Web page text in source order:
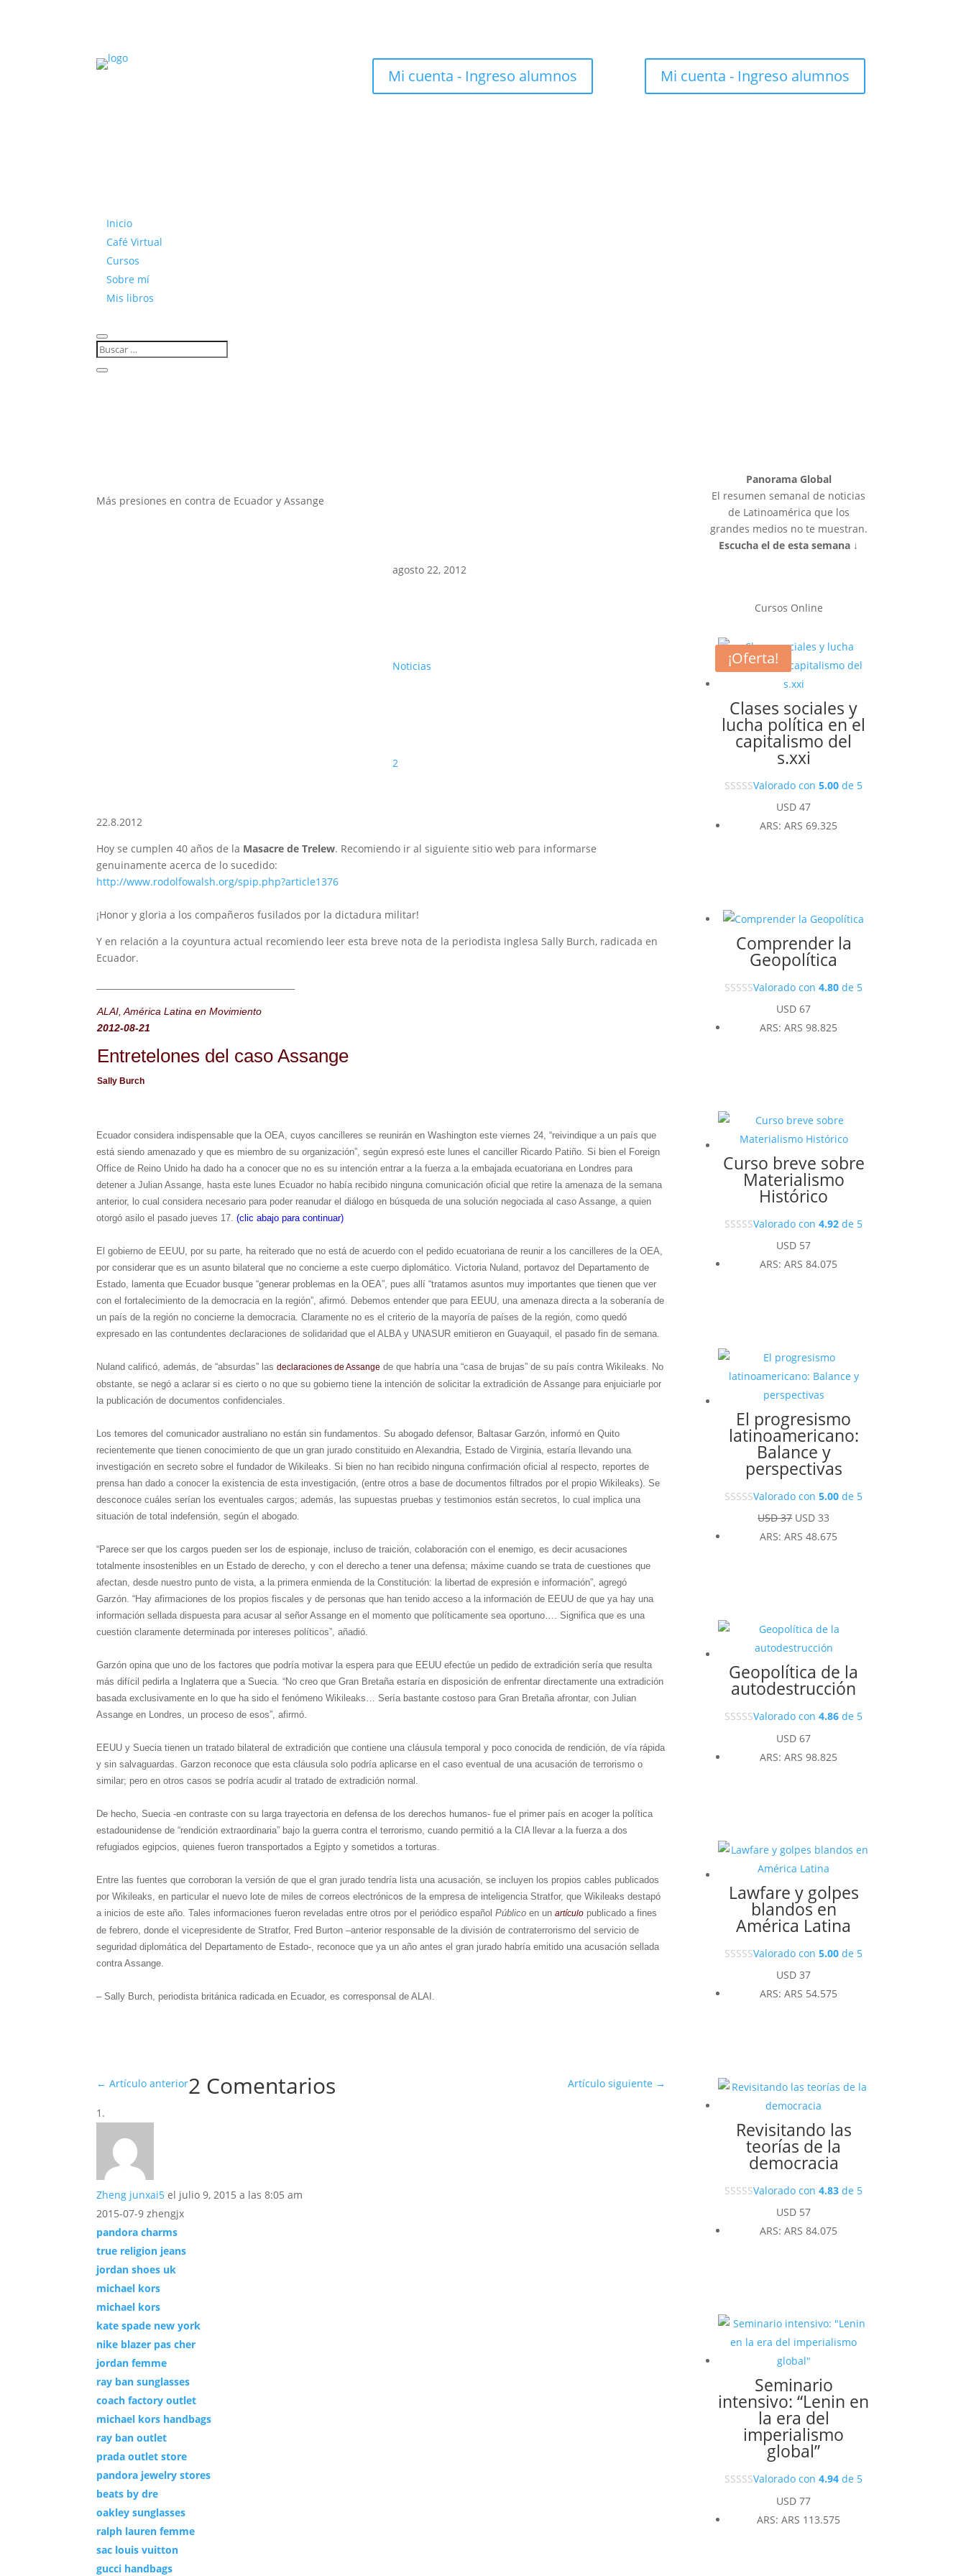
Mi cuenta - Ingreso alumnos Mi cuenta - Ingreso alumnos
Inicio
Café Virtual
Cursos
Sobre mí
Mis libros
Más presiones en contra de Ecuador y Assange
agosto 22, 2012
Noticias
2
22.8.2012
Hoy se cumplen 40 años de la Masacre de Trelew. Recomiendo ir al siguiente sitio web para informarse
genuinamente acerca de lo sucedido:
http://www.rodolfowalsh.org/spip.php?article1376
¡Honor y gloria a los compañeros fusilados por la dictadura militar!
Y en relación a la coyuntura actual recomiendo leer esta breve nota de la periodista inglesa Sally Burch, radicada en
Ecuador.
ALAI, América Latina en Movimiento
2012-08-21
Entretelones del caso Assange
Sally Burch
Ecuador considera indispensable que la OEA, cuyos cancilleres se reunirán en Washington este viernes 24, “reivindique a un país que
está siendo amenazado y que es miembro de su organización”, según expresó este lunes el canciller Ricardo Patiño. Si bien el Foreign
Office de Reino Unido ha dado ha a conocer que no es su intención entrar a la fuerza a la embajada ecuatoriana en Londres para
detener a Julian Assange, hasta este lunes Ecuador no había recibido ninguna comunicación oficial que retire la amenaza de la semana
anterior, lo cual considera necesario para poder reanudar el diálogo en búsqueda de una solución negociada al caso Assange, a quien
otorgó asilo el pasado jueves 17.(clic abajo para continuar)
El gobierno de EEUU, por su parte, ha reiterado que no está de acuerdo con el pedido ecuatoriana de reunir a los cancilleres de la OEA,
por considerar que es un asunto bilateral que no concierne a este cuerpo diplomático. Victoria Nuland, portavoz del Departamento de
Estado, lamenta que Ecuador busque “generar problemas en la OEA”, pues allí “tratamos asuntos muy importantes que tienen que ver
con el fortalecimiento de la democracia en la región”, afirmó. Debemos entender que para EEUU, una amenaza directa a la soberanía de
un país de la región no concierne la democracia. Claramente no es el criterio de la mayoría de países de la región, como quedó
expresado en las contundentes declaraciones de solidaridad que el ALBA y UNASUR emitieron en Guayaquil, el pasado fin de semana.
Nuland calificó, además, de “absurdas” lasdeclaraciones de Assange de que habría una “casa de brujas” de su país contra Wikileaks. No
obstante, se negó a aclarar si es cierto o no que su gobierno tiene la intención de solicitar la extradición de Assange para enjuiciarle por
la publicación de documentos confidenciales.
Los temores del comunicador australiano no están sin fundamentos. Su abogado defensor, Baltasar Garzón, informó en Quito
recientemente que tienen conocimiento de que un gran jurado constituido en Alexandria, Estado de Virginia, estaría llevando una
investigación en secreto sobre el fundador de Wikileaks. Si bien no han recibido ninguna confirmación oficial al respecto, reportes de
prensa han dado a conocer la existencia de esta investigación, (entre otros a base de documentos filtrados por el propio Wikileaks). Se
desconoce cuáles serían los eventuales cargos; además, las supuestas pruebas y testimonios están secretos, lo cual implica una
situación de total indefensión, según el abogado.
“Parece ser que los cargos pueden ser los de espionaje, incluso de traición, colaboración con el enemigo, es decir acusaciones
totalmente insostenibles en un Estado de derecho, y con el derecho a tener una defensa; máxime cuando se trata de cuestiones que
afectan, desde nuestro punto de vista, a la primera enmienda de la Constitución: la libertad de expresión e información”, agregó
Garzón. “Hay afirmaciones de los propios fiscales y de personas que han tenido acceso a la información de EEUU de que ya hay una
información sellada dispuesta para acusar al señor Assange en el momento que políticamente sea oportuno…. Significa que es una
cuestión claramente determinada por intereses políticos”, añadió.
Garzón opina que uno de los factores que podría motivar la espera para que EEUU efectúe un pedido de extradición sería que resulta
más difícil pedirla a Inglaterra que a Suecia. “No creo que Gran Bretaña estaría en disposición de enfrentar directamente una extradición
basada exclusivamente en lo que ha sido el fenómeno Wikileaks… Sería bastante costoso para Gran Bretaña afrontar, con Julian
Assange en Londres, un proceso de esos”, afirmó.
EEUU y Suecia tienen un tratado bilateral de extradición que contiene una cláusula temporal y poco conocida de rendición, de vía rápida
y sin salvaguardas. Garzon reconoce que esta cláusula solo podría aplicarse en el caso eventual de una acusación de terrorismo o
similar; pero en otros casos se podría acudir al tratado de extradición normal.
De hecho, Suecia -en contraste con su larga trayectoria en defensa de los derechos humanos- fue el primer país en acoger la política
estadounidense de “rendición extraordinaria” bajo la guerra contra el terrorismo, cuando permitió a la CIA llevar a la fuerza a dos
refugiados egipcios, quienes fueron transportados a Egipto y sometidos a torturas.
Entre las fuentes que corroboran la versión de que el gran jurado tendría lista una acusación, se incluyen los propios cables publicados
por Wikileaks, en particular el nuevo lote de miles de correos electrónicos de la empresa de inteligencia Stratfor, que Wikileaks destapó
a inicios de este año. Tales informaciones fueron reveladas entre otros por el periódico españolPúblico en unartículo publicado a fines
de febrero, donde el vicepresidente de Stratfor, Fred Burton –anterior responsable de la división de contraterrorismo del servicio de
seguridad diplomática del Departamento de Estado-, reconoce que ya un año antes el gran jurado habría emitido una acusación sellada
contra Assange.
– Sally Burch, periodista británica radicada en Ecuador, es corresponsal de ALAI.
←Artículo anterior Artículo siguiente →
2 Comentarios
Zheng junxai5 el julio 9, 2015 a las 8:05 am
2015-07-9 zhengjx
pandora charms
true religion jeans
jordan shoes uk
michael kors
michael kors
kate spade new york
nike blazer pas cher
jordan femme
ray ban sunglasses
coach factory outlet
michael kors handbags
ray ban outlet
prada outlet store
pandora jewelry stores
beats by dre
oakley sunglasses
ralph lauren femme
sac louis vuitton
gucci handbags
Panorama Global
El resumen semanal de noticias
de Latinoamérica que los
grandes medios no te muestran.
Escucha el de esta semana ↓
Cursos Online
Clases sociales y
lucha política en el
capitalismo del
s.xxi
Valorado con5.00 de 5
USD 47
ARS:ARS 69.325
Comprender la
Geopolítica
Valorado con4.80 de 5
USD 67
ARS:ARS 98.825
Curso breve sobre
Materialismo
Histórico
Valorado con4.92 de 5
USD 57
ARS:ARS 84.075
¡Oferta!
El progresismo
latinoamericano:
Balance y
perspectivas
Valorado con5.00 de 5
USD37 El
precio
USD 33
precio
ARS:ARS 48.675
Geopolítica de la
autodestrucción
Valorado con4.86 de 5
USD 67
ARS:ARS 98.825
Lawfare y golpes
blandos en
América Latina
Valorado con5.00 de 5
USD 37
ARS:ARS 54.575
Revisitando las
teorías de la
democracia
Valorado con4.83 de 5
USD 57
ARS:ARS 84.075
Seminario
intensivo: “Lenin en
la era del
imperialismo
global”
Valorado con4.94 de 5
USD 77
ARS:ARS 113.575